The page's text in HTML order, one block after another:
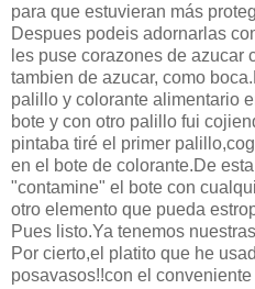
para que estuvieran más
Despues podeis adornarlas
les puse corazones de azucar
tambien de azucar, como
palillo y colorante alimentario
bote y con otro palillo fui
pintaba tiré el primer
en el bote de colorante.De
"contamine" el bote con
otro elemento que pueda
Pues listo.Ya tenemos
Por cierto,el platito que he
posavasos!!con el